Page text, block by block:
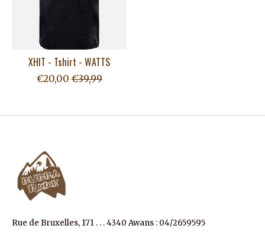
XHIT - Tshirt - WATTS
€20,00 €39,99
Rue de Bruxelles, 171 . . . 4340 Awans : 04/2659595